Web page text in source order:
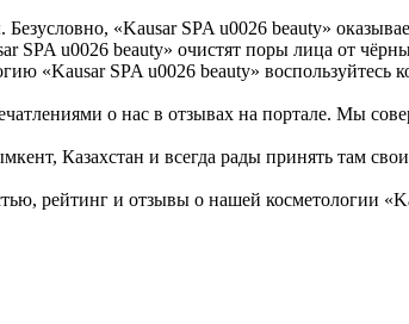
«Kausar SPA u0026 beauty»
SPA u0026 beauty» очистят поры лица от
«Kausar SPA u0026 beauty»
о нас в отзывах на портале. Мы
Казахстан и всегда рады принять там
рейтинг и отзывы о нашей косметологии